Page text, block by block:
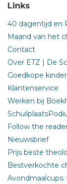
Links
40 dagentijd en
Maand van het
Contact
Over ETZ | De
Goedkope
Klantenservice
Werken bij
Follow the
Nieuwsbrief
Prijs beste
Bestverkochte